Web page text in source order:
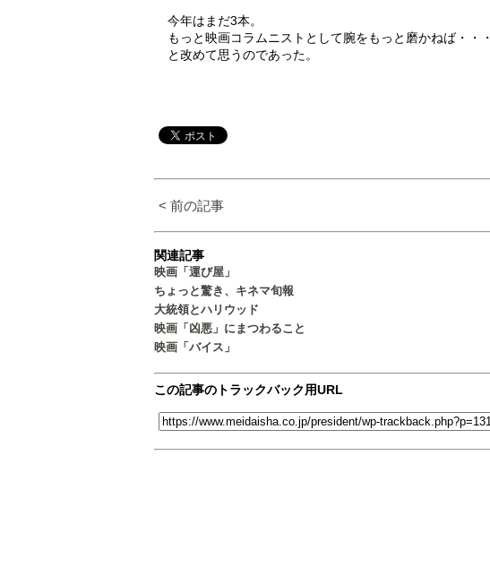
今年はまだ3本。
もっと映画コラムニストとして腕をもっと磨かねば・・・
と改めて思うのであった。
< 前の記事
関連記事
映画「運び屋」
ちょっと驚き、キネマ旬報
大統領とハリウッド
映画「凶悪」にまつわること
映画「バイス」
この記事のトラックバック用URL